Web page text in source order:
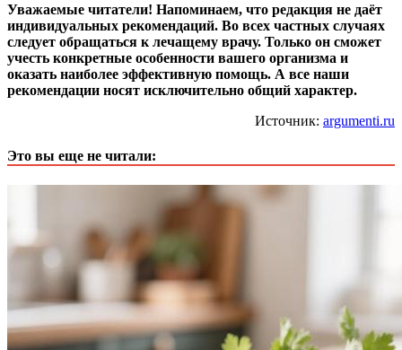
Уважаемые читатели! Напоминаем, что редакция не даёт
индивидуальных рекомендаций. Во всех частных случаях
следует обращаться к лечащему врачу. Только он сможет
учесть конкретные особенности вашего организма и
оказать наиболее эффективную помощь. А все наши
рекомендации носят исключительно общий характер.
Источник: argumenti.ru
Это вы еще не читали: